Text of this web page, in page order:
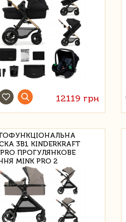
12119 грн
3В1 KINDERKRAFT
PRO ПРОГУЛЯНКОВЕ
MINK PRO 2